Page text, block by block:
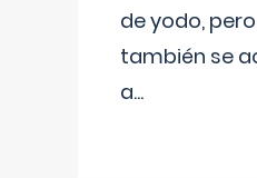
de yodo,
también se
a...